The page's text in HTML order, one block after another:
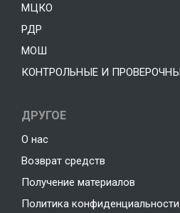
МЦКО
РДР
МОШ
КОНТРОЛЬНЫЕ И
ДРУГОЕ
О нас
Возврат средств
Получение материалов
Политика конфиденциальности